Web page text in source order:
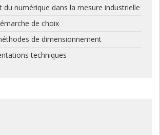
du numérique dans la mesure industrielle
de choix
de dimensionnement
techniques